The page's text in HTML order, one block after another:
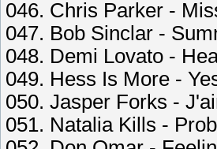
046. Chris Parker -
047. Bob Sinclar -
048. Demi Lovato -
049. Hess Is More -
050. Jasper Forks -
051. Natalia Kills -